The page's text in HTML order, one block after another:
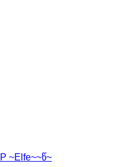
~Elfe~~წ~